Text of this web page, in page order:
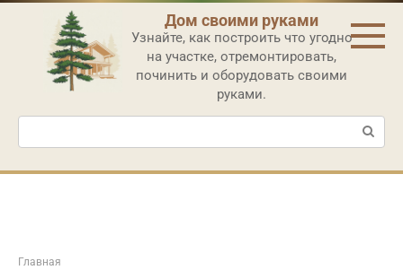
Перейти
контенту
Дом своими руками
Узнайте, как построить что угодно
на участке, отремонтировать,
починить и оборудовать своими
руками.
Поиск:
Главная